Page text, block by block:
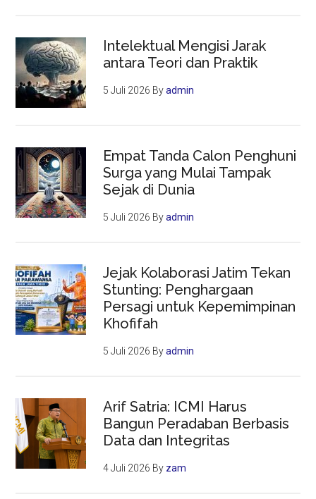
Intelektual Mengisi Jarak
antara Teori dan Praktik
5 Juli 2026 Byadmin
Empat Tanda Calon Penghuni
Surga yang Mulai Tampak
Sejak di Dunia
5 Juli 2026 Byadmin
Jejak Kolaborasi Jatim Tekan
Stunting: Penghargaan
Persagi untuk Kepemimpinan
Khofifah
5 Juli 2026 Byadmin
Arif Satria: ICMI Harus
Bangun Peradaban Berbasis
Data dan Integritas
4 Juli 2026 By zam